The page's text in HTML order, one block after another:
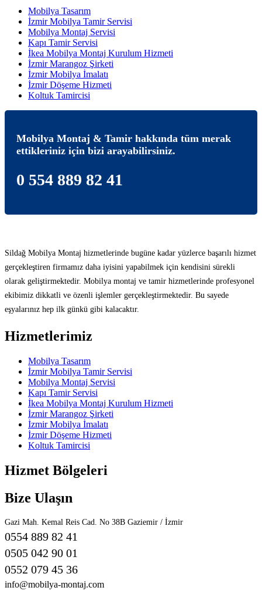
Mobilya Tasarım
İzmir Mobilya Tamir Servisi
Mobilya Montaj Servisi
Kapı Tamir Servisi
İkea Mobilya Montaj Kurulum Hizmeti
İzmir Marangoz Şirketi
İzmir Mobilya İmalatı
İzmir Döşeme Hizmeti
Koltuk Tamircisi
Mobilya Montaj & Tamir hakkında tüm merak
ettikleriniz için bizi arayabilirsiniz.
0 554 889 82 41
Sildağ Mobilya Montaj hizmetlerinde bugüne kadar yüzlerce başarılı hizmet
gerçekleştiren firmamız daha iyisini yapabilmek için kendisini sürekli
olarak geliştirmektedir. Mobilya montaj ve tamir hizmetlerinde profesyonel
ekibimiz dikkatli ve özenli işlemler gerçekleştirmektedir. Bu sayede
eşyalarınız hep ilk günkü gibi kalacaktır.
Hizmetlerimiz
Mobilya Tasarım
İzmir Mobilya Tamir Servisi
Mobilya Montaj Servisi
Kapı Tamir Servisi
İkea Mobilya Montaj Kurulum Hizmeti
İzmir Marangoz Şirketi
İzmir Mobilya İmalatı
İzmir Döşeme Hizmeti
Koltuk Tamircisi
Hizmet Bölgeleri
Bize Ulaşın
Gazi Mah. Kemal Reis Cad. No 38B Gaziemir / İzmir
0554 889 82 41
0505 042 90 01
0552 079 45 36
info@mobilya-montaj.com